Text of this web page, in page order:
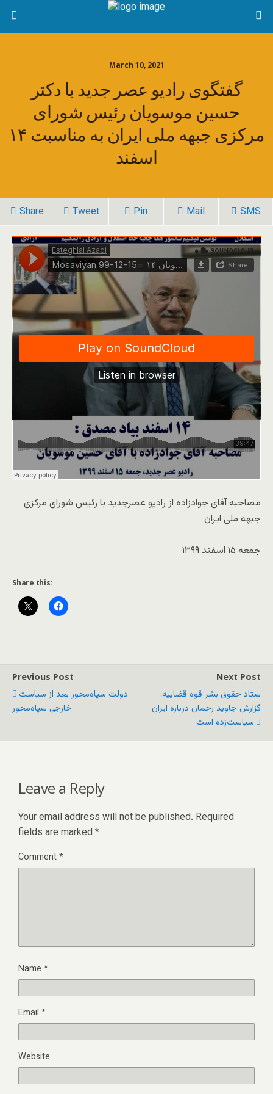
March 10, 2021
گفتگوی رادیو عصر جدید با دکتر
حسین موسویان رئیس شورای
مرکزی جبهه ملی ایران به مناسبت ۱۴
اسفند
Share Tweet Pin Mail SMS
مصاحبه آقای جوادزاده از رادیو عصرجدید با رئیس شورای مرکزی
جبهه ملی ایران
جمعه ۱۵ اسفند ۱۳۹۹
Share this:
Previous Post
دولت سپاه‌محور بعد از سیاست‌
خارجی سپاه‌محور
Next Post
ستاد حقوق بشر قوه قضاییه:
گزارش جاوید رحمان درباره ایران
سیاست‌زده است
Leave a Reply
Your email address will not be published. Required
fields are marked *
Comment*
Name *
Email *
Website